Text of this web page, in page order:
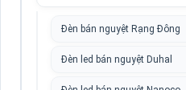
Đèn bán nguyệt Rạng Đông
Đèn led bán nguyệt Duhal